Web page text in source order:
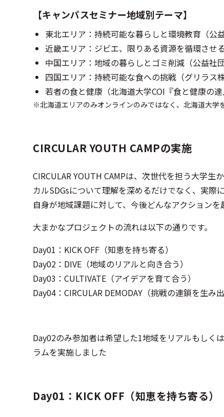
【キャンパスセミナー地域別テーマ】
東北エリア：持続可能な暮らしと環境教育（公
近畿エリア：ジビエ、限りある資源を循環させ
中国エリア：地域の暮らしとゴミ削減（公益社
四国エリア：持続可能な食への挑戦（グリラス株
若者の食と健康（北海道大学COI『食と健康の達
北海道エリアのみオンラインのみではなく、北海道大学
CIRCULAR YOUTH CAMPの実施
CIRCULAR YOUTH CAMPは、次世代を担う大学
カルSDGsについて理解を深めるだけでなく、実
自身が地域課題に対して、今後どんなアクション
大まかなプロジェクトの流れは以下の通りです。
Day01：KICK OFF（知恵を持ち寄る）
Day02：DIVE（地域のリアルと向き合う）
Day03：CULTIVATE（アイデアを育て合う）
Day04：CIRCULAR DEMODAY（挑戦の連鎖を生み
Day02のみ参加者は希望した1地域をリアルもしく
ラムを実施しました
Day01：KICK OFF（知恵を持ち寄る）